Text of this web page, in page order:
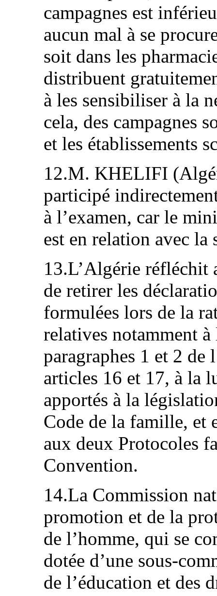
campagnes est
aucun mal à se
soit dans les
distribuent
à les sensibiliser à la
cela, des campagnes
et les établissements
12.M. KHELIFI
participé
à l’examen, car le
est en relation avec la
13.L’Algérie réfléchit
de retirer les
formulées lors de la
relatives notamment
paragraphes 1 et 2 de
articles 16 et 17, à la
apportés à la
Code de la famille, et
aux deux Protocoles
Convention.
14.La Commission
promotion et de la
de l’homme, qui se
dotée d’une
de l’éducation et des